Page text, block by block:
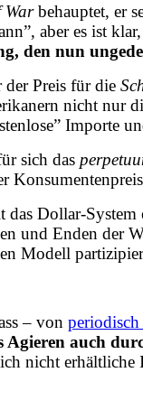
Warbehauptet, er
aber es ist
den nun
der Preis für die
nicht nur
Importe
sich das
das Dollar-System
und Enden der
Modell
– von periodisch
Agieren auch
nicht erhältliche